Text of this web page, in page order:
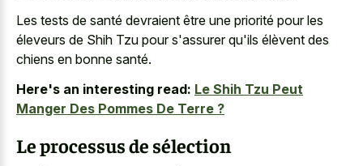
Les tests de santé devraient être une priorité pour les
éleveurs de Shih Tzu pour s'assurer qu'ils élèvent des
chiens en bonne santé.
Here's an interesting read: Le Shih Tzu Peut
Manger Des Pommes De Terre ?
Le processus de sélection